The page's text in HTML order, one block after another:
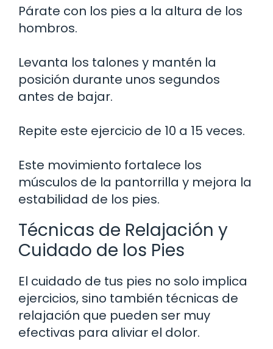
Párate con los pies a la altura de los
hombros.
Levanta los talones y mantén la
posición durante unos segundos
antes de bajar.
Repite este ejercicio de 10 a 15 veces.
Este movimiento fortalece los
músculos de la pantorrilla y mejora la
estabilidad de los pies.
Técnicas de Relajación y
Cuidado de los Pies
El cuidado de tus pies no solo implica
ejercicios, sino también técnicas de
relajación que pueden ser muy
efectivas para aliviar el dolor.